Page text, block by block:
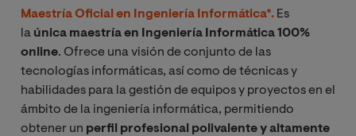
Maestría Oficial en Ingeniería Informática*. Es
la única maestría en Ingeniería Informática 100%
online. Ofrece una visión de conjunto de las
tecnologías informáticas, así como de técnicas y
habilidades para la gestión de equipos y proyectos en el
ámbito de la ingeniería informática, permitiendo
obtener un perfil profesional polivalente y altamente